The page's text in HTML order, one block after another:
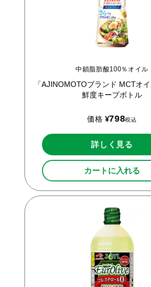
中鎖脂肪酸100％オイル
「AJINOMOTOブランド MCTオイ
鮮度キープボトル
価格 ¥798税込
詳しく見る
カートに入れる